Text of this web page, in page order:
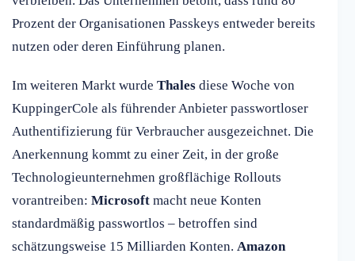
Prozent der Organisationen Passkeys entweder bereits
nutzen oder deren Einführung planen.
Im weiteren Markt wurde Thales diese Woche von
KuppingerCole als führender Anbieter passwortloser
Authentifizierung für Verbraucher ausgezeichnet. Die
Anerkennung kommt zu einer Zeit, in der große
Technologieunternehmen großflächige Rollouts
vorantreiben: Microsoft macht neue Konten
standardmäßig passwortlos – betroffen sind
schätzungsweise 15 Milliarden Konten. Amazon